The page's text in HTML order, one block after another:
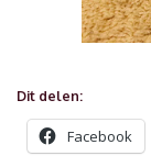
Dit delen:
Facebook